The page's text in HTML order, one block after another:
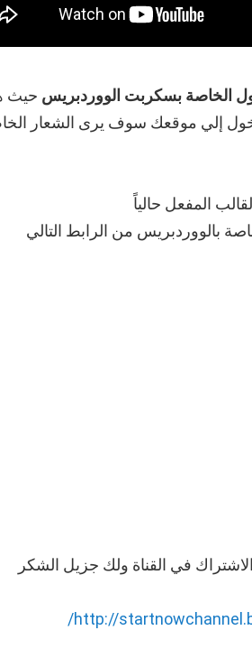
الخاصة بسكربت الووردبريس حيث
إلي موقعك سوف يرى الشعار
بالووردبريس من الرابط التالي
في القناة ولك جزيل الشكر
http://